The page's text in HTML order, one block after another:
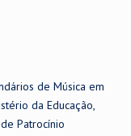
de Música em
da Educação,
Patrocínio